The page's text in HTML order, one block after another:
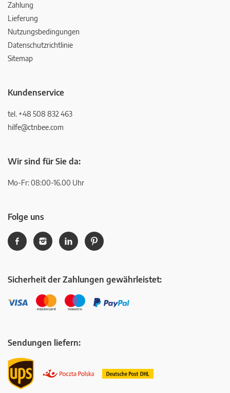
Zahlung
Lieferung
Nutzungsbedingungen
Datenschutzrichtlinie
Sitemap
Kundenservice
tel. +48 508 832 463
hilfe@ctnbee.com
Wir sind für Sie da:
Mo-Fr: 08:00-16.00 Uhr
Folge uns
Sicherheit der Zahlungen gewährleistet:
Sendungen liefern: